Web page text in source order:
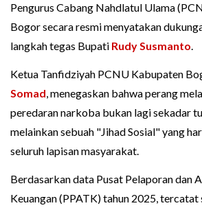
Pengurus Cabang Nahdlatul Ulama
Bogor secara resmi menyatakan
langkah tegas Bupati Rudy Susmanto.
Ketua Tanfidziyah PCNU Kabupaten
Somad, menegaskan bahwa perang
peredaran narkoba bukan lagi sekadar
melainkan sebuah "Jihad Sosial" yang
seluruh lapisan masyarakat.
Berdasarkan data Pusat Pelaporan dan
Keuangan (PPATK) tahun 2025,